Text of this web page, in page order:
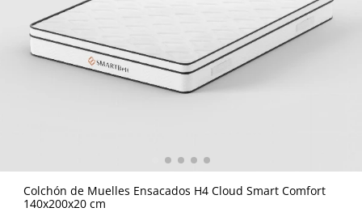
Colchón de Muelles Ensacados H4 Cloud Smart Comfort
140x200x20 cm